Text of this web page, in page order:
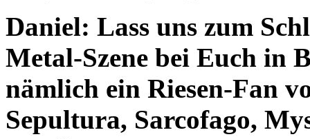
Daniel: Lass uns zum
Metal-Szene bei Euch in
nämlich ein Riesen-Fan
Sepultura, Sarcofago,